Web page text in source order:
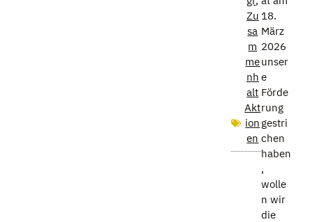
Zu
sa
m
me
nh
alt
Akt
ion
en
18.
März
2026
unser
e
Förde
rung
gestri
chen
haben
,
wolle
n wir
die